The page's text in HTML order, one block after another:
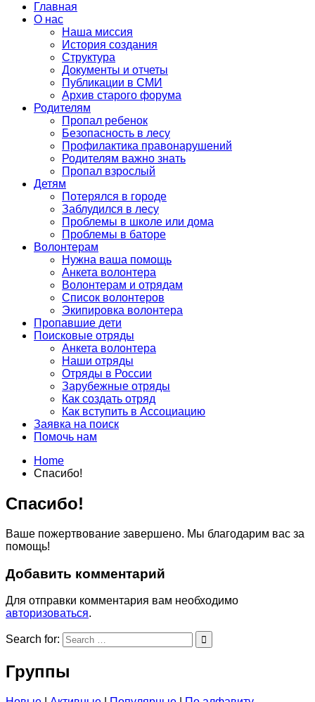
Главная
О нас
Наша миссия
История создания
Структура
Документы и отчеты
Публикации в СМИ
Архив старого форума
Родителям
Пропал ребенок
Безопасность в лесу
Профилактика правонарушений
Родителям важно знать
Пропал взрослый
Детям
Потерялся в городе
Заблудился в лесу
Проблемы в школе или дома
Проблемы в баторе
Волонтерам
Нужна ваша помощь
Анкета волонтера
Волонтерам и отрядам
Список волонтеров
Экипировка волонтера
Пропавшие дети
Поисковые отряды
Анкета волонтера
Наши отряды
Отряды в России
Зарубежные отряды
Как создать отряд
Как вступить в Ассоциацию
Заявка на поиск
Помочь нам
Home
Спасибо!
Спасибо!
Ваше пожертвование завершено. Мы благодарим вас за
помощь!
Добавить комментарий
Для отправки комментария вам необходимо
авторизоваться.
Search for:
Группы